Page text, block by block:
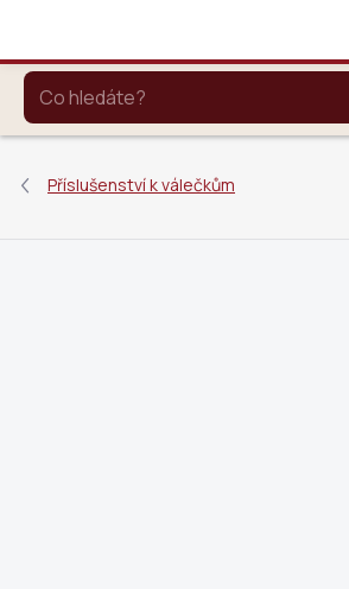
obsah
Příslušenství k válečkům